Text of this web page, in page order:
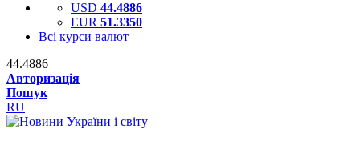
USD 44.4886
EUR 51.3350
Всі курси валют
44.4886
Авторизація
Пошук
RU